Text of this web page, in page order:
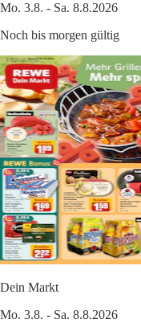
Mo. 3.8. - Sa. 8.8.2026
Noch bis morgen gültig
Dein Markt
Mo. 3.8. - Sa. 8.8.2026